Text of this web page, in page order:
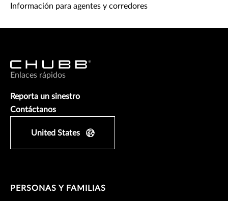
Información para agentes y corredores
Enlaces rápidos
Reporta un sinestro
Contáctanos
United States
PERSONAS Y FAMILIAS